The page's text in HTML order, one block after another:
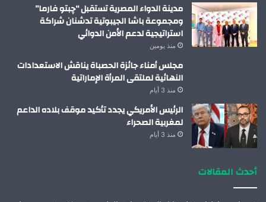
مدينة الدواء المصرية تستقبل “چبتو فارما”
ومجموعة باشا الجيبوتية تدشنان شراكة
استراتيجية لدعم الأمن الدوائي
منذ يومين
مجلس أمناء جائزة الحصباة يناقش الاستعدادات
النهائية لملتقى المرأة الإماراتية
منذ 3 أيام
الرئيس الأمريكي يجدد تأكيد موقف بلاده الداعم
لمغربية الصحراء
منذ 3 أيام
أحدث المقالات